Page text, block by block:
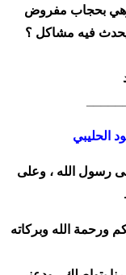
وهي بحجاب مفروض
يحدث فيه مشاكل ؟
الحليبي
رسول الله ، وعلى
ورحمة الله وبركاته